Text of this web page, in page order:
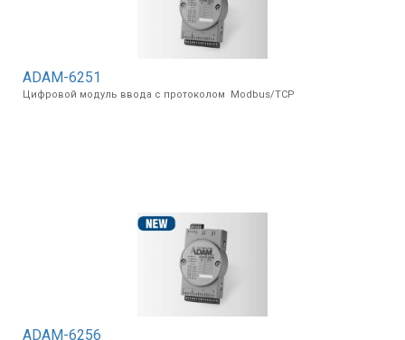
ADAM-6251
Цифровой модуль ввода с протоколом Modbus/TCP
ADAM-6256